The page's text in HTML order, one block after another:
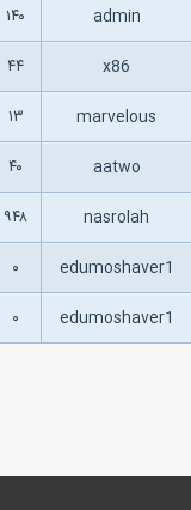
admin ۱۴۰
x86 ۴۴
marvelous ۱۳
aatwo ۴۰
nasrolah ۹۴۸
edumoshaver1 ۰
edumoshaver1 ۰